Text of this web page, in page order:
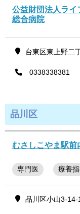
公益財団法人ライ
総合病院
台東区東上野二
0338338381
品川区
むさしこやま駅前
専門医 療養
品川区小山3-14-